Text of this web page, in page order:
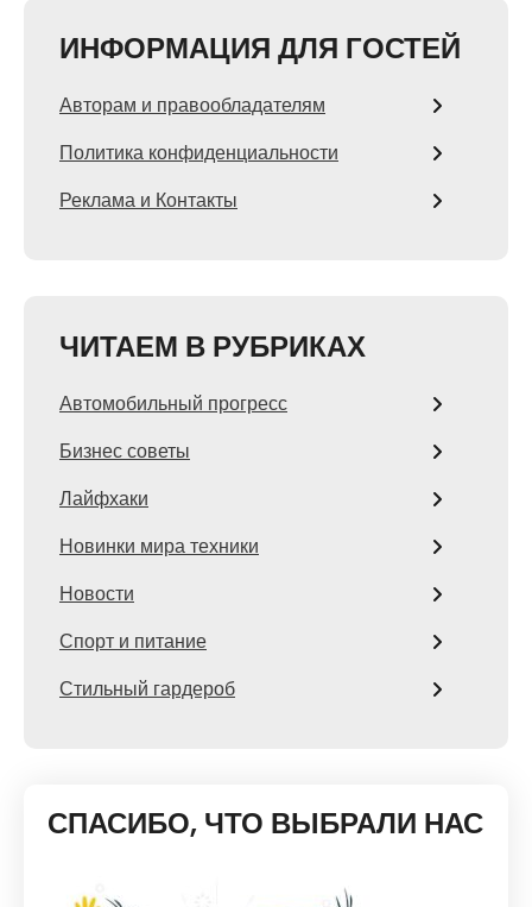
ИНФОРМАЦИЯ ДЛЯ ГОСТЕЙ
Авторам и правообладателям
Политика конфиденциальности
Реклама и Контакты
ЧИТАЕМ В РУБРИКАХ
Автомобильный прогресс
Бизнес советы
Лайфхаки
Новинки мира техники
Новости
Спорт и питание
Стильный гардероб
СПАСИБО, ЧТО ВЫБРАЛИ НАС